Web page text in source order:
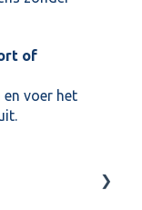
of
en voer het